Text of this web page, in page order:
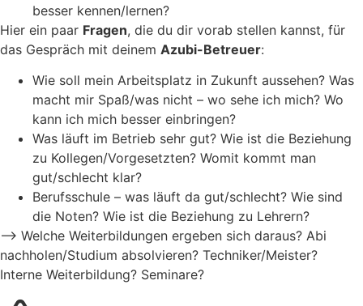
besser kennen/lernen?
Hier ein paar Fragen, die du dir vorab stellen kannst, für
das Gespräch mit deinem Azubi-Betreuer:
Wie soll mein Arbeitsplatz in Zukunft aussehen? Was
macht mir Spaß/was nicht – wo sehe ich mich? Wo
kann ich mich besser einbringen?
Was läuft im Betrieb sehr gut? Wie ist die Beziehung
zu Kollegen/Vorgesetzten? Womit kommt man
gut/schlecht klar?
Berufsschule – was läuft da gut/schlecht? Wie sind
die Noten? Wie ist die Beziehung zu Lehrern?
–> Welche Weiterbildungen ergeben sich daraus? Abi
nachholen/Studium absolvieren? Techniker/Meister?
Interne Weiterbildung? Seminare?